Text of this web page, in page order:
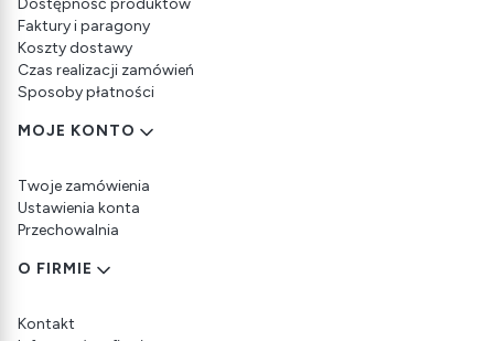
Dostępność produktów
Faktury i paragony
Koszty dostawy
Czas realizacji zamówień
Sposoby płatności
MOJE KONTO
Twoje zamówienia
Ustawienia konta
Przechowalnia
O FIRMIE
Kontakt